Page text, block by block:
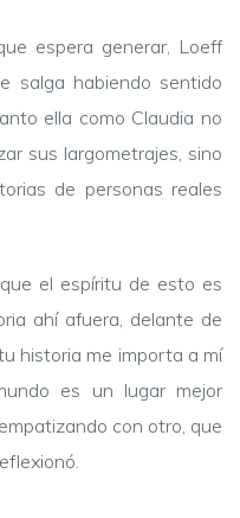
espera generar, Loeff
salga habiendo sentido
ella como Claudia no
sus largometrajes, sino
de personas reales
el espíritu de esto es
ahí afuera, delante de
historia me importa a mí
es un lugar mejor
con otro, que